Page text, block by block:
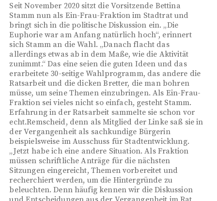
Seit November 2020 sitzt die Vorsitzende Bettina
Stamm nun als Ein-Frau-Fraktion im Stadtrat und
bringt sich in die politische Diskussion ein. „Die
Euphorie war am Anfang natürlich hoch“, erinnert
sich Stamm an die Wahl. „Danach flacht das
allerdings etwas ab in dem Maße, wie die Aktivität
zunimmt.“ Das eine seien die guten Ideen und das
erarbeitete 30-seitige Wahlprogramm, das andere die
Ratsarbeit und die dicken Bretter, die man bohren
müsse, um seine Themen einzubringen. Als Ein-Frau-
Fraktion sei vieles nicht so einfach, gesteht Stamm.
Erfahrung in der Ratsarbeit sammelte sie schon vor
echt.Remscheid, denn als Mitglied der Linke saß sie in
der Vergangenheit als sachkundige Bürgerin
beispielsweise im Ausschuss für Stadtentwicklung.
„Jetzt habe ich eine andere Situation. Als Fraktion
müssen schriftliche Anträge für die nächsten
Sitzungen eingereicht, Themen vorbereitet und
recherchiert werden, um die Hintergründe zu
beleuchten. Denn häufig kennen wir die Diskussion